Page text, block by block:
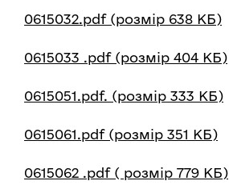
0615032.pdf (розмір 638 КБ)
0615033 .pdf (розмір 404 КБ)
0615051.pdf. (розмір 333 КБ)
0615061.pdf (розмір 351 КБ)
0615062 .pdf ( розмір 779 КБ)